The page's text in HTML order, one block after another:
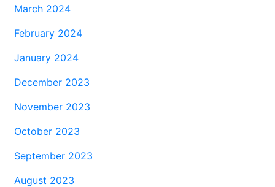
March 2024
February 2024
January 2024
December 2023
November 2023
October 2023
September 2023
August 2023